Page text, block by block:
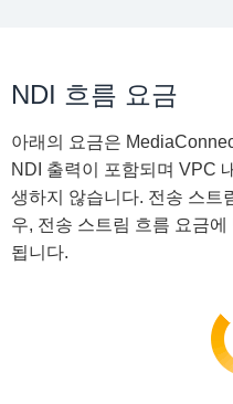
NDI 흐름 요금
아래의 요금은
NDI 출력이 포함되며 VPC
생하지 않습니다. 전송 스트
우, 전송 스트림 흐름 요금
됩니다.